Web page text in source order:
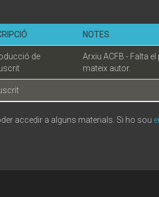
NOTES
de
Arxiu ACFB - Falta
mateix autor.
accedir a alguns materials. Si ho sou